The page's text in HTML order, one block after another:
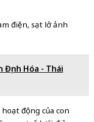
điện, sạt lở ảnh
Định Hóa - Thái
hoạt động của con